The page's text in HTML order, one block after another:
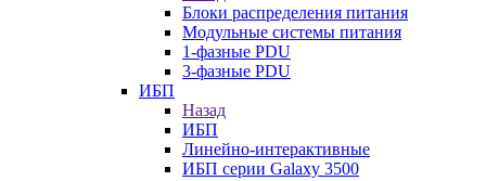
Блоки распределения питания
Модульные системы питания
1-фазные PDU
3-фазные PDU
ИБП
Назад
ИБП
Линейно-интерактивные
ИБП серии Galaxy 3500